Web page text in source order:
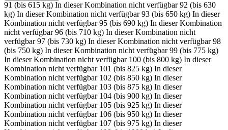
91 (bis 615 kg) In dieser Kombination nicht verfügbar 92 (bis 630
kg) In dieser Kombination nicht verfügbar 93 (bis 650 kg) In dieser
Kombination nicht verfügbar 95 (bis 690 kg) In dieser Kombination
nicht verfügbar 96 (bis 710 kg) In dieser Kombination nicht
verfügbar 97 (bis 730 kg) In dieser Kombination nicht verfügbar 98
(bis 750 kg) In dieser Kombination nicht verfügbar 99 (bis 775 kg)
In dieser Kombination nicht verfügbar 100 (bis 800 kg) In dieser
Kombination nicht verfügbar 101 (bis 825 kg) In dieser
Kombination nicht verfügbar 102 (bis 850 kg) In dieser
Kombination nicht verfügbar 103 (bis 875 kg) In dieser
Kombination nicht verfügbar 104 (bis 900 kg) In dieser
Kombination nicht verfügbar 105 (bis 925 kg) In dieser
Kombination nicht verfügbar 106 (bis 950 kg) In dieser
Kombination nicht verfügbar 107 (bis 975 kg) In dieser